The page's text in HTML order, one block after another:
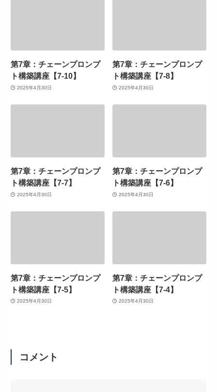
第7章：チェーンプロンプ
ト構築講座【7-10】
2025年4月30日
第7章：チェーンプロンプ
ト構築講座【7-8】
2025年4月30日
第7章：チェーンプロンプ
ト構築講座【7-7】
2025年4月30日
第7章：チェーンプロンプ
ト構築講座【7-6】
2025年4月30日
第7章：チェーンプロンプ
ト構築講座【7-5】
2025年4月30日
第7章：チェーンプロンプ
ト構築講座【7-4】
2025年4月30日
コメント